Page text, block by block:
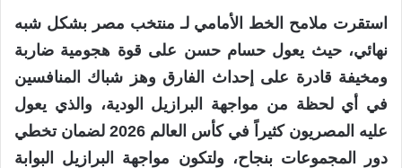
استقرت ملامح الخط الأمامي لـ منتخب مصر بشكل شبه
نهائي، حيث يعول حسام حسن على قوة هجومية ضاربة
ومخيفة قادرة على إحداث الفارق وهز شباك المنافسين
في أي لحظة من مواجهة البرازيل الودية، والذي يعول
عليه المصريون كثيراً في كأس العالم 2026 لضمان تخطي
دور المجموعات بنجاح، ولتكون مواجهة البرازيل البوابة